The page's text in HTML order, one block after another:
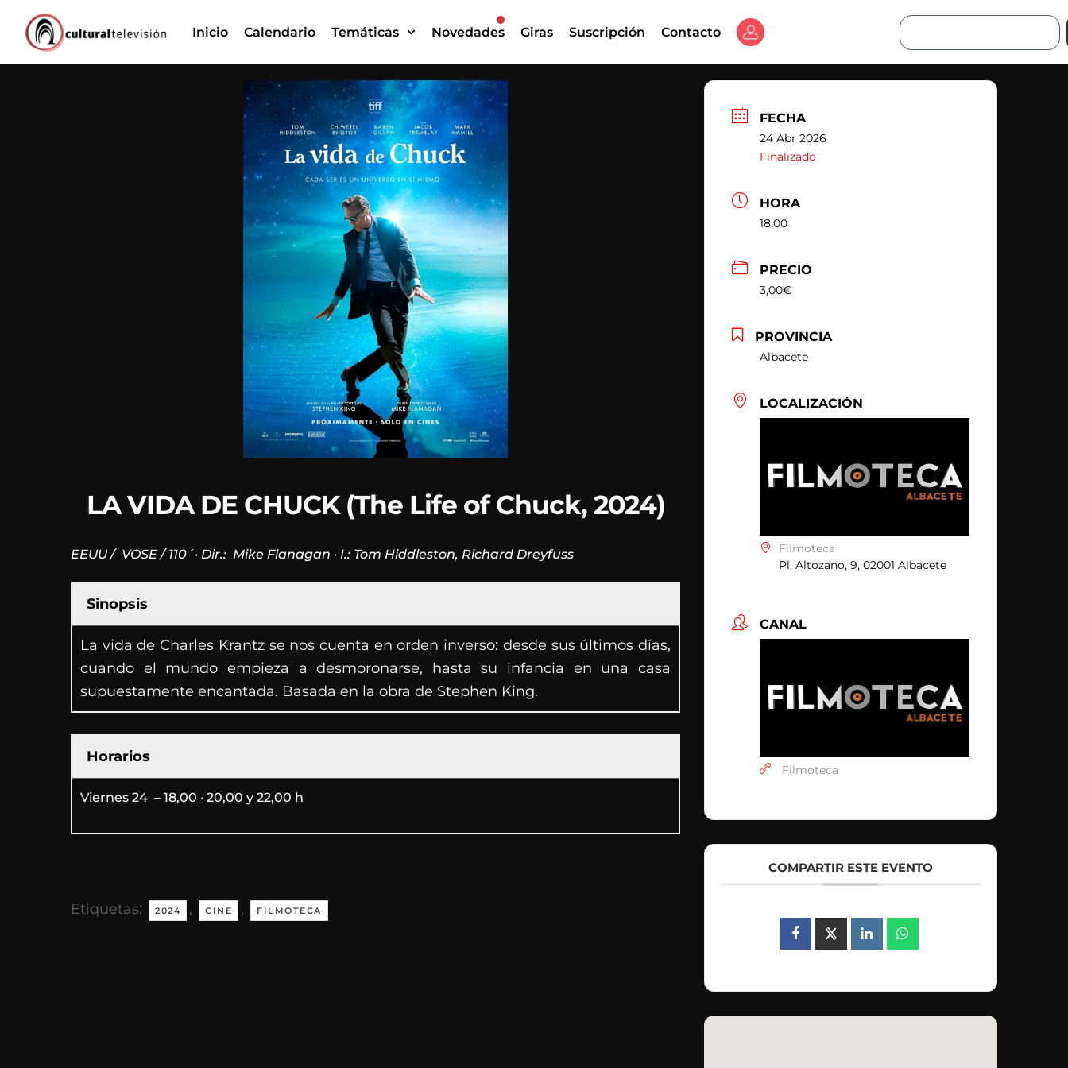
contenido
Inicio Calendario Temáticas Novedades Giras Suscripción Contacto
Buscar
LA VIDA DE CHUCK (The Life of Chuck, 2024)
EEUU / VOSE / 110´· Dir.: Mike Flanagan · I.: Tom Hiddleston, Richard Dreyfuss
Sinopsis
La vida de Charles Krantz se nos cuenta en orden inverso: desde sus últimos días,
cuando el mundo empieza a desmoronarse, hasta su infancia en una casa
supuestamente encantada. Basada en la obra de Stephen King.
Horarios
Viernes 24 – 18,00 · 20,00 y 22,00 h
Etiquetas: 2024 , CINE , FILMOTECA
FECHA
24 Abr 2026
Finalizado
HORA
18:00
PRECIO
3,00€
PROVINCIA
Albacete
LOCALIZACIÓN
Filmoteca
Pl. Altozano, 9, 02001 Albacete
CANAL
Filmoteca
COMPARTIR ESTE EVENTO